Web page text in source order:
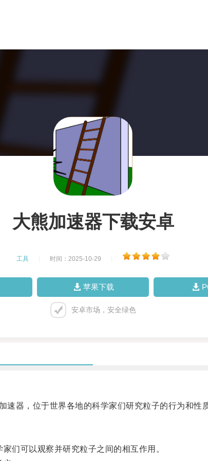
大熊加速器下载安卓
工具 时间：2025-10-29
苹果下载
安卓市场，安全绿色
器，位于世界各地的科学家们研究粒子的行为和性质
可以观察并研究粒子之间的相互作用。